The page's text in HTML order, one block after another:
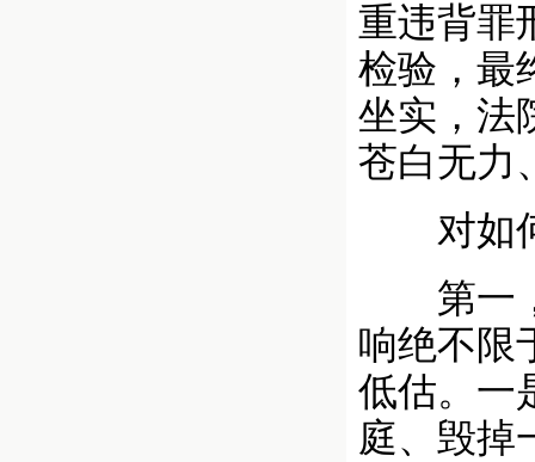
重违背罪
检验，最
坐实，法
苍白无力
对如何
第一，
响绝不限
低估。一
庭、毁掉